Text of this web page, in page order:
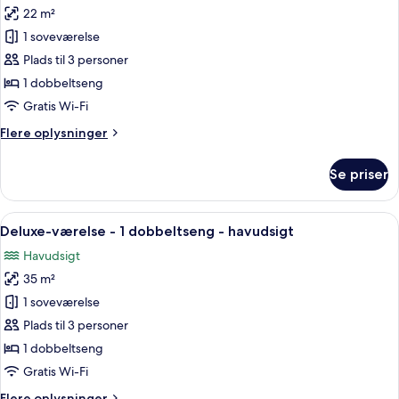
View
Jacuzzi,
Sea
View
af
Værelse
-
1
dobbeltseng
22 m²
1 soveværelse
Plads til 3 personer
1 dobbeltseng
Gratis Wi-Fi
Flere oplysninger
Flere
-
dobbeltseng
Se priser
Indlæs
alle
billeder
af
Deluxe-
værelse
-
1
Et hotelværelse med en stor seng,
16
Deluxe-værelse - 1 dobbeltseng - havudsigt
Havudsigt
35 m²
1 soveværelse
Plads til 3 personer
1 dobbeltseng
Gratis Wi-Fi